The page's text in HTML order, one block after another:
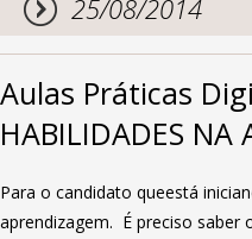
25/08/2014
Aulas Práticas
HABILIDADES NA
Para o candidato queestá
aprendizagem. É preciso saber